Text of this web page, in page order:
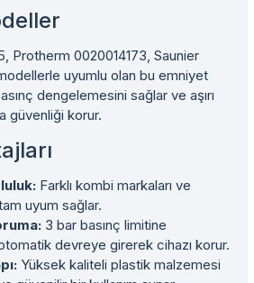
Protherm 0020014173, Saunier
uyumlu olan bu emniyet
dengelemesini sağlar ve aşırı
güvenliği korur.
Farklı kombi markaları ve
uyum sağlar.
3 bar basınç limitine
otomatik devreye girerek cihazı korur.
Yüksek kaliteli plastik malzemesi